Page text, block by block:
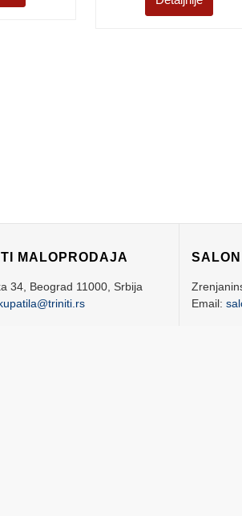
MALOPRODAJA
34, Beograd 11000, Srbija
Email: